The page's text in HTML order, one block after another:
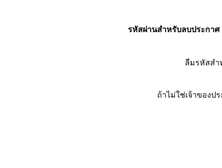
รหัสผ่านสำหรับลบประกาศ
ลืมรหัสส
ถ้าไม่ใช่เจ้าของป